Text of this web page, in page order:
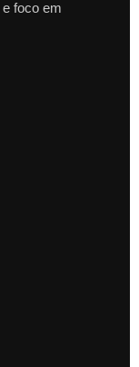
foco em